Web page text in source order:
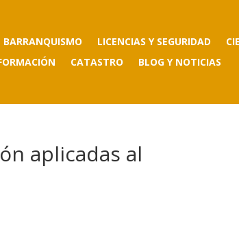
BARRANQUISMO LICENCIAS Y SEGURIDAD
CATASTRO BLOG Y NOTICIAS
aplicadas al